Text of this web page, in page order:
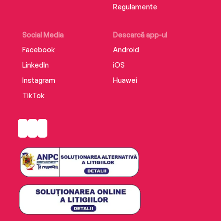
Social Media
Facebook
LinkedIn
Instagram
TikTok
Descarcă app-ul
Android
iOS
Huawei
Regulamente